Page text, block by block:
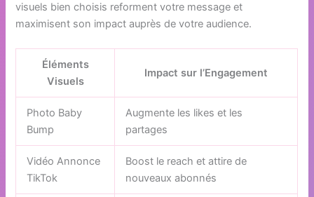
visuels bien choisis reforment votre message et
maximisent son impact auprès de votre audience.
Éléments
Visuels
Impact sur l’Engagement
Photo Baby
Bump
Augmente les likes et les
partages
Vidéo Annonce
TikTok
Boost le reach et attire de
nouveaux abonnés